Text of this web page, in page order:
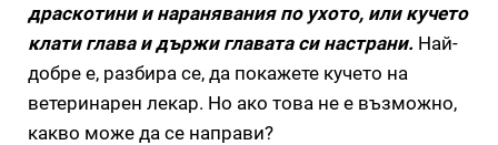
драскотини и наранявания по ухото, или кучето
клати глава и държи главата си настрани. Най-
добре е, разбира се, да покажете кучето на
ветеринарен лекар. Но ако това не е възможно,
какво може да се направи?